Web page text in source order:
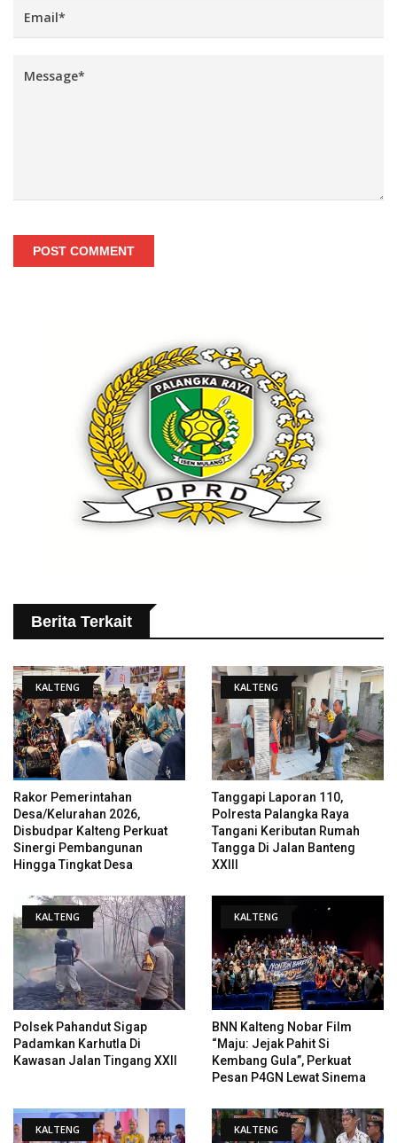
POST COMMENT
Berita Terkait
KALTENG
Rakor Pemerintahan
Desa/Kelurahan 2026,
Disbudpar Kalteng Perkuat
Sinergi Pembangunan
Hingga Tingkat Desa
KALTENG
Tanggapi Laporan 110,
Polresta Palangka Raya
Tangani Keributan Rumah
Tangga Di Jalan Banteng
XXIII
KALTENG
Polsek Pahandut Sigap
Padamkan Karhutla Di
Kawasan Jalan Tingang XXII
KALTENG
BNN Kalteng Nobar Film
“Maju: Jejak Pahit Si
Kembang Gula”, Perkuat
Pesan P4GN Lewat Sinema
KALTENG KALTENG